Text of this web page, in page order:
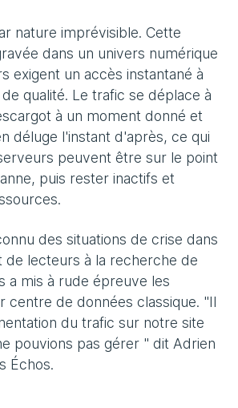
nature imprévisible. Cette
dans un univers numérique
exigent un accès instantané à
qualité. Le trafic se déplace à
à un moment donné et
déluge l'instant d'après, ce qui
peuvent être sur le point
puis rester inactifs et
des situations de crise dans
de lecteurs à la recherche de
a mis à rude épreuve les
centre de données classique. "Il
du trafic sur notre site
pouvions pas gérer " dit Adrien
Échos.